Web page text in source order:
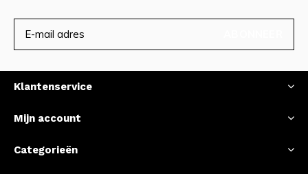
Klantenservice
Mijn account
Categorieën